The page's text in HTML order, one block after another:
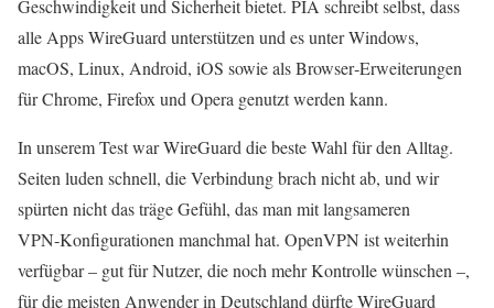
Geschwindigkeit und Sicherheit bietet. PIA schreibt selbst, dass
alle Apps WireGuard unterstützen und es unter Windows,
macOS, Linux, Android, iOS sowie als Browser‑Erweiterungen
für Chrome, Firefox und Opera genutzt werden kann.
In unserem Test war WireGuard die beste Wahl für den Alltag.
Seiten luden schnell, die Verbindung brach nicht ab, und wir
spürten nicht das träge Gefühl, das man mit langsameren
VPN‑Konfigurationen manchmal hat. OpenVPN ist weiterhin
verfügbar – gut für Nutzer, die noch mehr Kontrolle wünschen –,
für die meisten Anwender in Deutschland dürfte WireGuard